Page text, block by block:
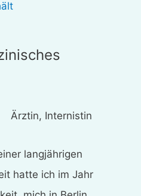
Ärztin, Internistin
langjährigen
hatte ich im Jahr